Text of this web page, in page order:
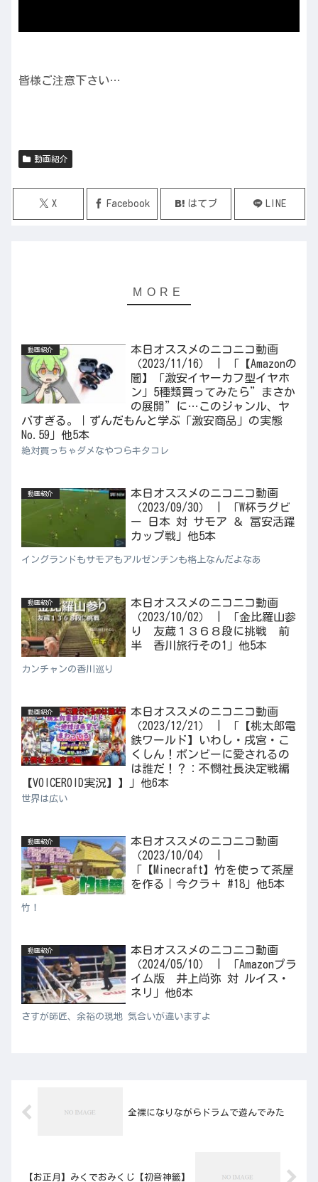
皆様ご注意下さい…
動画紹介
X Facebook はてブ LINE
動画紹介
本日オススメのニコニコ動画
（2023/11/16） | 「【Amazonの
闇】「激安イヤーカフ型イヤホ
ン」5種類買ってみたら”まさか
の展開”に…このジャンル、ヤ
バすぎる。｜ずんだもんと学ぶ「激安商品」の実態
No.59」他5本
絶対買っちゃダメなやつらキタコレ
動画紹介
本日オススメのニコニコ動画
（2023/09/30） | 「W杯ラグビ
ー 日本 対 サモア ＆ 冨安活躍
カップ戦」他5本
イングランドもサモアもアルゼンチンも格上なんだよなあ
動画紹介
本日オススメのニコニコ動画
（2023/10/02） | 「金比羅山参
り 友蔵１３６８段に挑戦 前
半 香川旅行その1」他5本
カンチャンの香川巡り
動画紹介
本日オススメのニコニコ動画
（2023/12/21） | 「【桃太郎電
鉄ワールド】いわし・戌宮・こ
くしん！ボンビーに愛されるの
は誰だ！？：不憫社長決定戦編
【VOICEROID実況】】」他6本
世界は広い
動画紹介
本日オススメのニコニコ動画
（2023/10/04） |
「【Minecraft】竹を使って茶屋
を作る｜今クラ＋ #18」他5本
竹！
動画紹介
本日オススメのニコニコ動画
（2024/05/10） | 「Amazonプラ
イム版 井上尚弥 対 ルイス・
ネリ」他6本
さすが師匠、余裕の現地 気合いが違いますよ
全裸になりながらドラムで遊んでみた
【お正月】みくでおみくじ【初音神籤】